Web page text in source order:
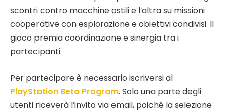
scontri contro macchine ostili e l’altra su missioni
cooperative con esplorazione e obiettivi condivisi. Il
gioco premia coordinazione e sinergia tra i
partecipanti.
Per partecipare è necessario iscriversi al
PlayStation Beta Program. Solo una parte degli
utenti riceverà l’invito via email, poiché la selezione